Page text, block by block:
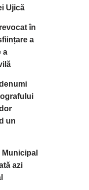
Ujică
în
a
a
un
azi